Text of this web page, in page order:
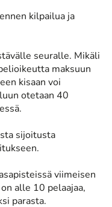
kilpailua ja
seuralle. Mikäli
maksuun
kisaan voi
otetaan 40
sijoitusta
viimeisen
alle 10 pelaajaa,
parasta.